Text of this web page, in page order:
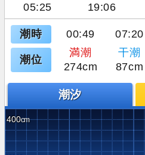
05:25 19:06
潮時 00:49 07:20
潮位
満潮 干潮
274cm
87cm
潮汐
400